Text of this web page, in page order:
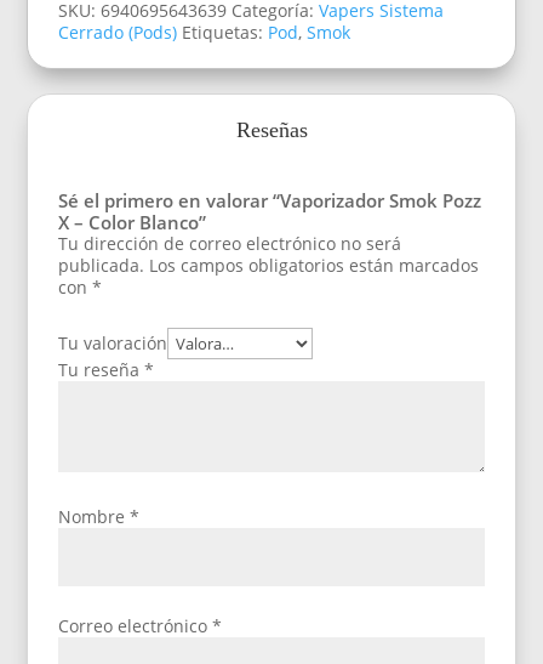
SKU:6940695643639 Categoría:Vapers Sistema
Cerrado (Pods) Etiquetas: Pod,Smok
Reseñas
Sé el primero en valorar “Vaporizador Smok Pozz
X – Color Blanco”
Tu dirección de correo electrónico no será
publicada. Los campos obligatorios están marcados
con*
Tu valoración
Tu reseña*
Nombre*
Correo electrónico*